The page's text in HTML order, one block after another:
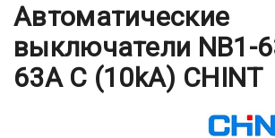
Автоматические
выключатели NB1-
63A C (10kA) CHINT